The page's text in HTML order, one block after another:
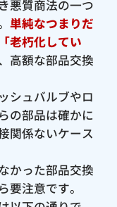
悪質商法の一つ
単純なつまりだ
老朽化してい
高額な部品交換
シュバルブやロ
の部品は確かに
関係ないケース
かった部品交換
要注意です。